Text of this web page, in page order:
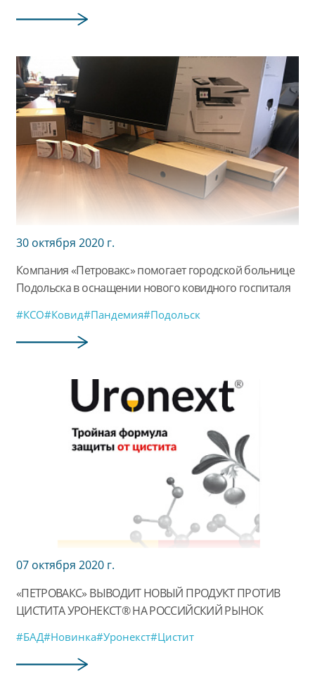
30 октября 2020 г.
Компания «Петровакс» помогает городской больнице
Подольска в оснащении нового ковидного госпиталя
#КСО#Ковид#Пандемия#Подольск
07 октября 2020 г.
«ПЕТРОВАКС» ВЫВОДИТ НОВЫЙ ПРОДУКТ ПРОТИВ
ЦИСТИТА УРОНЕКСТ® НА РОССИЙСКИЙ РЫНОК
#БАД#Новинка#Уронекст#Цистит